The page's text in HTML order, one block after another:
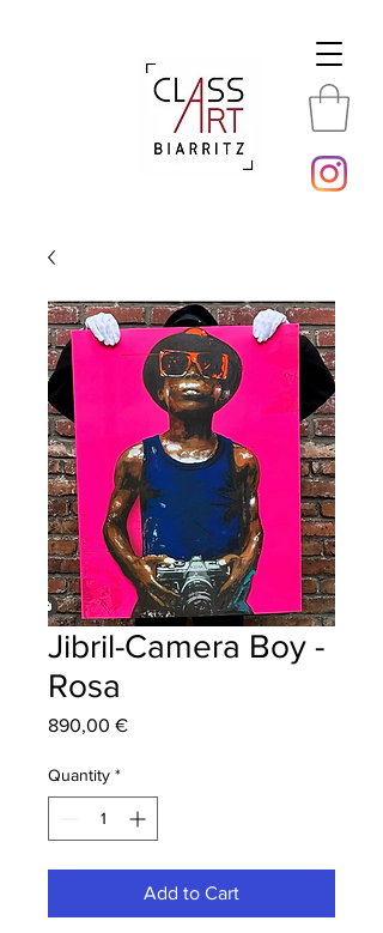
Jibril-Camera Boy -
Rosa
890,00 €Price
Quantity *
Add to Cart